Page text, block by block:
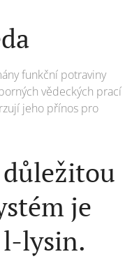
funkční potraviny
vědeckých prací
jeho přínos pro
je
lysin.